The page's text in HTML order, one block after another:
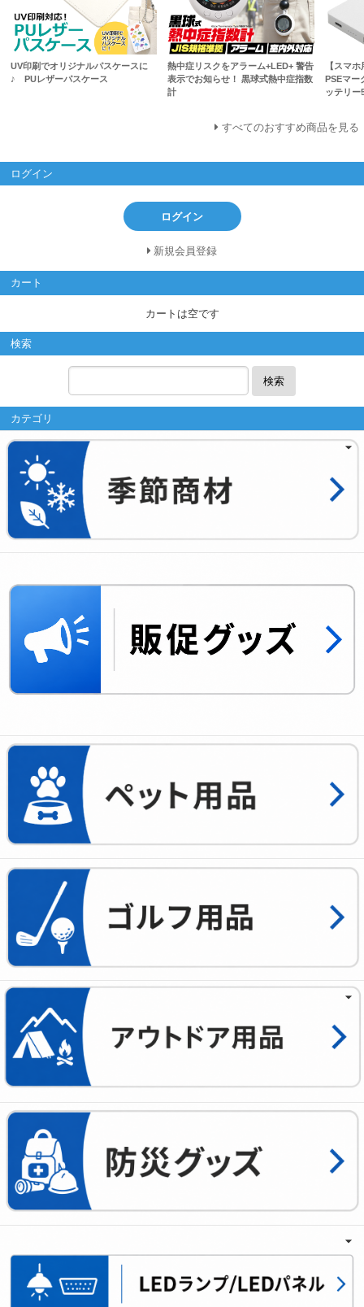
UV印刷でオリジナルパスケースに
♪ PUレザーパスケース
熱中症リスクをアラーム+LED+ 警告
表示でお知らせ！ 黒球式熱中症指数
計
【スマ
PSEマー
ッテリ
すべてのおすすめ商品を見る
ログイン
ログイン
新規会員登録
カート
カートは空です
検索
検索
カテゴリ